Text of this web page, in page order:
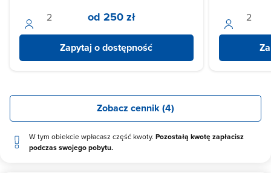
od 250 zł
Zapytaj o dostępność
Zobacz cennik (4)
W tym obiekcie wpłacasz część kwoty. Pozostałą kwotę zapłacisz
podczas swojego pobytu.